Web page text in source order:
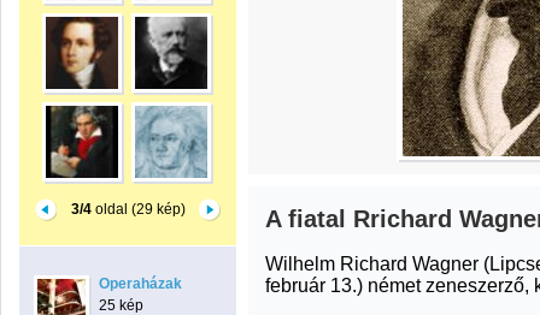
3/4oldal (29 kép)
Operaházak
25 kép
A fiatal Rrichard
Wilhelm Richard Wagner
február 13.) német zeneszerző,